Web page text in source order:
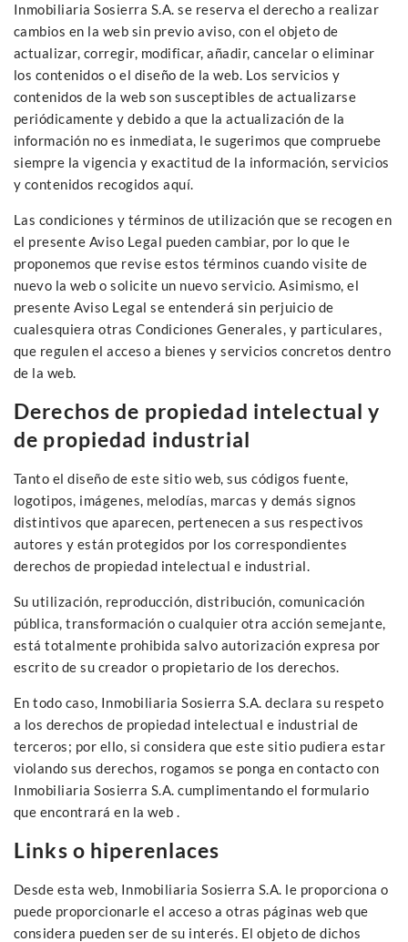
Inmobiliaria Sosierra S.A. se reserva el derecho a realizar
cambios en la web sin previo aviso, con el objeto de
actualizar, corregir, modificar, añadir, cancelar o eliminar
los contenidos o el diseño de la web. Los servicios y
contenidos de la web son susceptibles de actualizarse
periódicamente y debido a que la actualización de la
información no es inmediata, le sugerimos que compruebe
siempre la vigencia y exactitud de la información, servicios
y contenidos recogidos aquí.
Las condiciones y términos de utilización que se recogen en
el presente Aviso Legal pueden cambiar, por lo que le
proponemos que revise estos términos cuando visite de
nuevo la web o solicite un nuevo servicio. Asimismo, el
presente Aviso Legal se entenderá sin perjuicio de
cualesquiera otras Condiciones Generales, y particulares,
que regulen el acceso a bienes y servicios concretos dentro
de la web.
Derechos de propiedad intelectual y
de propiedad industrial
Tanto el diseño de este sitio web, sus códigos fuente,
logotipos, imágenes, melodías, marcas y demás signos
distintivos que aparecen, pertenecen a sus respectivos
autores y están protegidos por los correspondientes
derechos de propiedad intelectual e industrial.
Su utilización, reproducción, distribución, comunicación
pública, transformación o cualquier otra acción semejante,
está totalmente prohibida salvo autorización expresa por
escrito de su creador o propietario de los derechos.
En todo caso, Inmobiliaria Sosierra S.A. declara su respeto
a los derechos de propiedad intelectual e industrial de
terceros; por ello, si considera que este sitio pudiera estar
violando sus derechos, rogamos se ponga en contacto con
Inmobiliaria Sosierra S.A. cumplimentando el formulario
que encontrará en la web .
Links o hiperenlaces
Desde esta web, Inmobiliaria Sosierra S.A. le proporciona o
puede proporcionarle el acceso a otras páginas web que
considera pueden ser de su interés. El objeto de dichos